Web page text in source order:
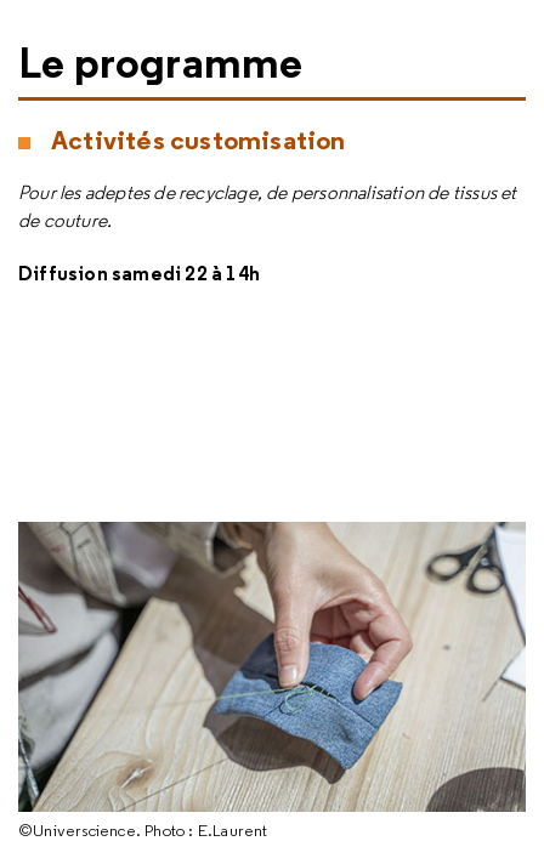
Le programme
Activités customisation
Pour les adeptes de recyclage, de personnalisation de tissus et
de couture.
Diffusion samedi 22 à 14h
©Universcience. Photo : E.Laurent